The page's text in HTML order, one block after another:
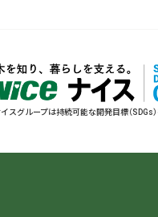
イスグループは持続可能な開発目標（SDGs